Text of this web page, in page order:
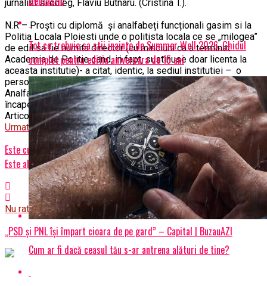
jurnalist si coleg, Flaviu Butnaru. (Cristina T.).
N.R – Proști cu diplomă și analfabeți funcționali gasim si la
Politia Locala Ploiesti unde o politista locala ce se „milogea”
de edil sa fie numita director (cu minciuni ca a terminat
Academia de Politie cand, in fapt, sustinuse doar licenta la
aceasta institutie)- a citat, identic, la sediul institutiei – o
persoana decedata.
Analfabeti functionali ii gasim la tot pasul si orgolii, cât
încape!
Articole pe aceiasi tema:prima
Urmatorul
Este cutremur total în Europa! Bomba cu ceas care stă să explodeze.
Este alertă maximă – Capital | BuzauAZI
Nu ratati
„PSD și PNL își împart cioara de pe gard” – Capital | BuzauAZI
Tot ce trebuie sa stii inainte de Summer Well 2026. Ghidul
complet pentru editia aniversara de 15 ani
Cum ar fi dacă ceasul tău s-ar antrena alături de tine?